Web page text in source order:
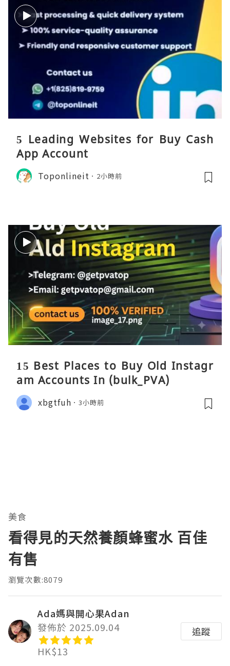
5 Leading Websites for Buy Cash
App Account
Toponlineit 2小時前
15 Best Places to Buy Old Instagr
am Accounts In (bulk_PVA)
xbgtfuh 3小時前
美食
看得見的天然養顏蜂蜜水 百佳
有售
瀏覽次數:8079
Ada媽與開心果Adan
發佈於 2025.09.04
HK$13
追蹤